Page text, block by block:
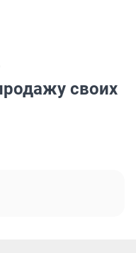
своих